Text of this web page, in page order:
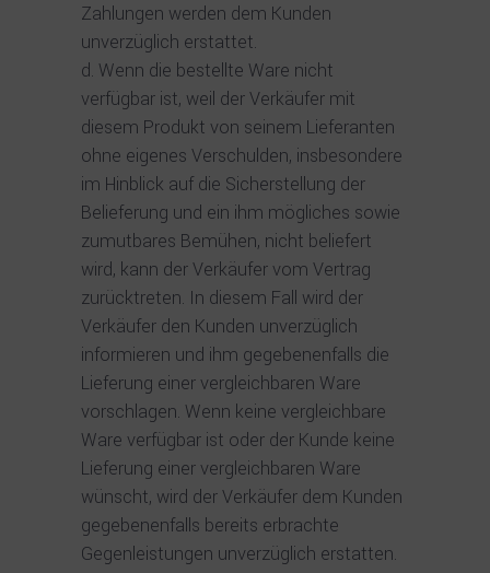
Zahlungen werden dem Kunden
unverzüglich erstattet.
Wenn die bestellte Ware nicht
verfügbar ist, weil der Verkäufer mit
diesem Produkt von seinem Lieferanten
ohne eigenes Verschulden, insbesondere
im Hinblick auf die Sicherstellung der
Belieferung und ein ihm mögliches sowie
zumutbares Bemühen, nicht beliefert
wird, kann der Verkäufer vom Vertrag
zurücktreten. In diesem Fall wird der
Verkäufer den Kunden unverzüglich
informieren und ihm gegebenenfalls die
Lieferung einer vergleichbaren Ware
vorschlagen. Wenn keine vergleichbare
Ware verfügbar ist oder der Kunde keine
Lieferung einer vergleichbaren Ware
wünscht, wird der Verkäufer dem Kunden
gegebenenfalls bereits erbrachte
Gegenleistungen unverzüglich erstatten.